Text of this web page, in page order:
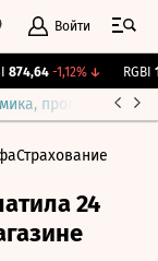
Войти
-1,12%↓ RGBI
прогнозы
24